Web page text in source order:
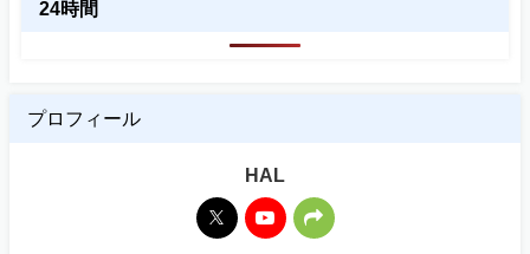
24時間
プロフィール
HAL